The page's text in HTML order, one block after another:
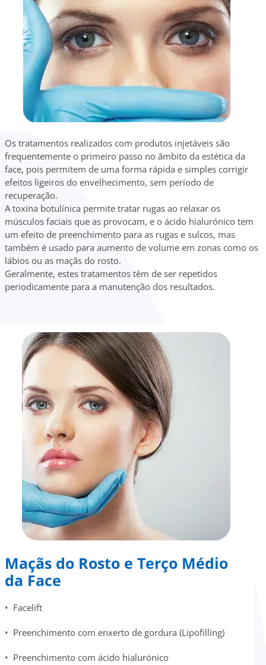
Os tratamentos realizados com produtos injetáveis são
frequentemente o primeiro passo no âmbito da estética da
face, pois permitem de uma forma rápida e simples corrigir
efeitos ligeiros do envelhecimento, sem período de
recuperação.
A toxina botulínica permite tratar rugas ao relaxar os
músculos faciais que as provocam, e o ácido hialurónico tem
um efeito de preenchimento para as rugas e sulcos, mas
também é usado para aumento de volume em zonas como os
lábios ou as maçãs do rosto.
Geralmente, estes tratamentos têm de ser repetidos
periodicamente para a manutenção dos resultados.
Maçãs do Rosto e Terço Médio
da Face
• Facelift
• Preenchimento com enxerto de gordura (Lipofilling)
• Preenchimento com ácido hialurónico